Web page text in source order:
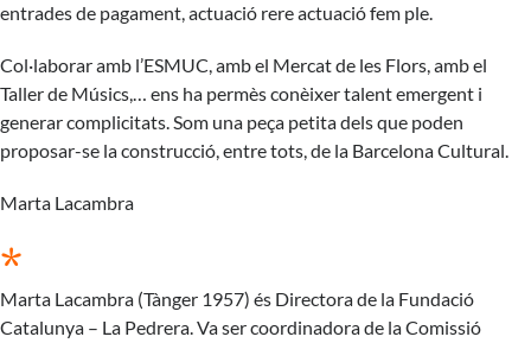
entrades de pagament, actuació rere actuació fem ple.
Col·laborar amb l’ESMUC, amb el Mercat de les Flors, amb el
Taller de Músics,… ens ha permès conèixer talent emergent i
generar complicitats. Som una peça petita dels que poden
proposar-se la construcció, entre tots, de la Barcelona Cultural.
Marta Lacambra
*
Marta Lacambra (Tànger 1957) és Directora de la Fundació
Catalunya – La Pedrera. Va ser coordinadora de la Comissió